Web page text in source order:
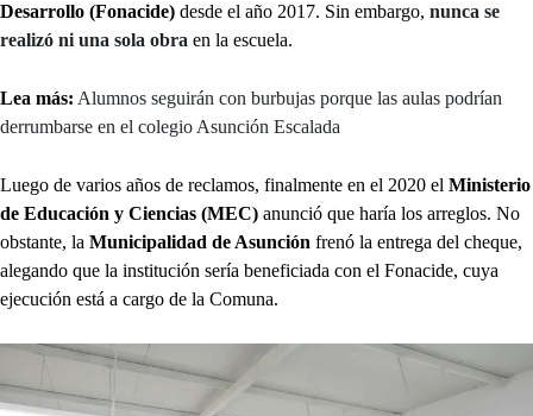
Desarrollo (Fonacide) desde el año 2017. Sin embargo, nunca se
realizó ni una sola obra en la escuela.
Lea más: Alumnos seguirán con burbujas porque las aulas podrían
derrumbarse en el colegio Asunción Escalada
Luego de varios años de reclamos, finalmente en el 2020 el Ministerio
de Educación y Ciencias (MEC) anunció que haría los arreglos. No
obstante, la Municipalidad de Asunción frenó la entrega del cheque,
alegando que la institución sería beneficiada con el Fonacide, cuya
ejecución está a cargo de la Comuna.